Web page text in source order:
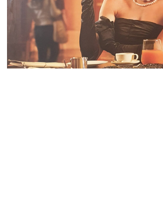
Leggi articolo